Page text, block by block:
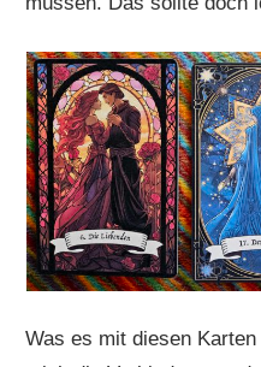
Was es mit diesen